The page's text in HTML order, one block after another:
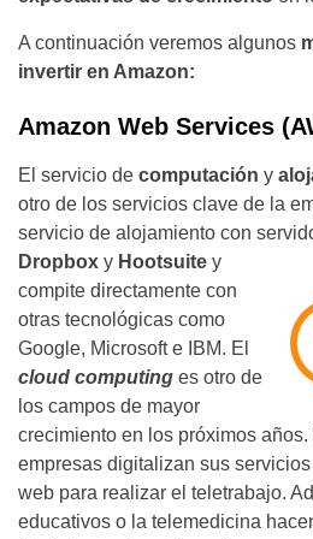
A continuación veremos algunos
invertir en Amazon:
Amazon Web Services
El servicio de computación y
otro de los servicios clave de la
servicio de alojamiento con
Dropbox y Hootsuite y
compite directamente con
otras tecnológicas como
Google, Microsoft e IBM. El
cloud computing es otro de
los campos de mayor
crecimiento en los próximos
empresas digitalizan sus
web para realizar el teletrabajo.
educativos o la telemedicina